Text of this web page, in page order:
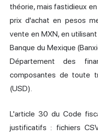
théorie, mais fastidieux
prix d'achat en pesos
vente en MXN, en
Banque du Mexique
Département des
composantes de toute
(USD).
L'article 30 du Code
justificatifs : fichiers